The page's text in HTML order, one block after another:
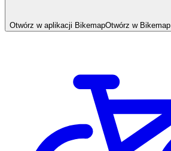
Otwórz w aplikacji BikemapOtwórz w Bikemap